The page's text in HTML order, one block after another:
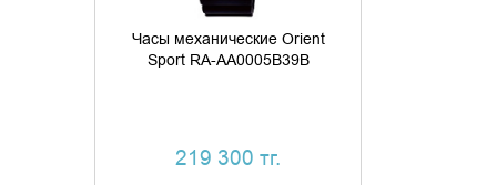
Часы механические Orient
Sport RA-AA0005B39B
219 300 тг.